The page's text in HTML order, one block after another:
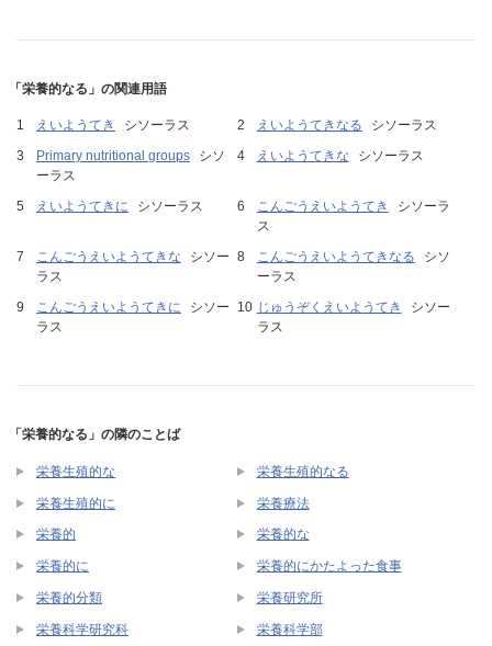
「栄養的なる」の関連用語
えいようてき シソーラス えいようてきなる
シソーラス
Primary nutritional groups
シソ
ーラス
えいようてきな シソーラス
えいようてきに シソーラス こんごうえいようてき
シソーラ
ス
こんごうえいようてきな
シソー
ラス
こんごうえいようてきなる
シソ
ーラス
こんごうえいようてきに
シソー
ラス
じゅうぞくえいようてき
シソー
ラス
「栄養的なる」の隣のことば
栄養生殖的な 栄養生殖的なる
栄養生殖的に 栄養療法
栄養的 栄養的な
栄養的に 栄養的にかたよった食事
栄養的分類 栄養研究所
栄養科学研究科 栄養科学部